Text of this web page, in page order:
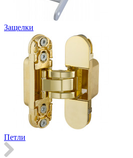
Защелки
Петли